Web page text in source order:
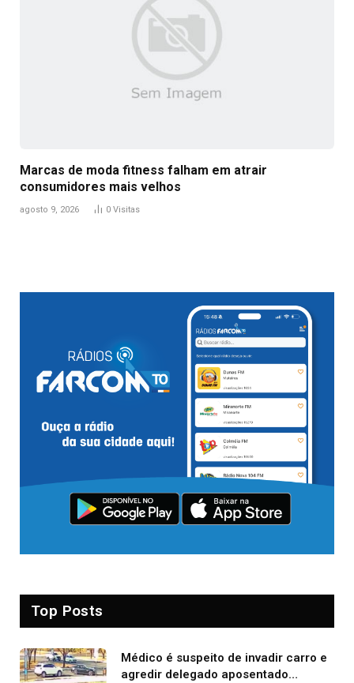
Marcas de moda fitness falham em atrair
consumidores mais velhos
agosto 9, 2026 0 Visitas
Top Posts
Médico é suspeito de invadir carro e
agredir delegado aposentado